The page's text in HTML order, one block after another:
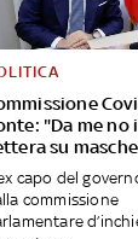
"Da me no
su
capo del
commissione